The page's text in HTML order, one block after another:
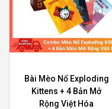
Bài Mèo Nổ Exploding
Kittens + 4 Bản Mở
Rộng Việt Hóa